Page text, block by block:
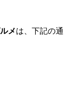
メは、下記の通